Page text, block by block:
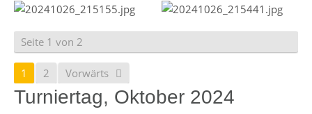
Seite 1 von 2
1 2 Vorwärts
Turniertag, Oktober 2024